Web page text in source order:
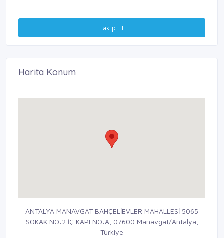
Takip Et
Harita Konum
ANTALYA MANAVGAT BAHÇELİEVLER MAHALLESİ 5065
SOKAK NO:2 İÇ KAPI NO:A, 07600 Manavgat/Antalya,
Türkiye